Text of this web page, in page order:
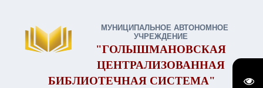
МУНИЦИПАЛЬНОЕ АВТОНОМНОЕ
УЧРЕЖДЕНИЕ
"ГОЛЫШМАНОВСКАЯ
ЦЕНТРАЛИЗОВАННАЯ
БИБЛИОТЕЧНАЯ СИСТЕМА"